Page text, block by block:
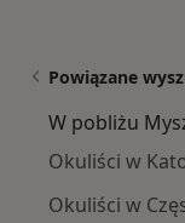
Powiązane
W pobliżu
Okuliści w
Okuliści w